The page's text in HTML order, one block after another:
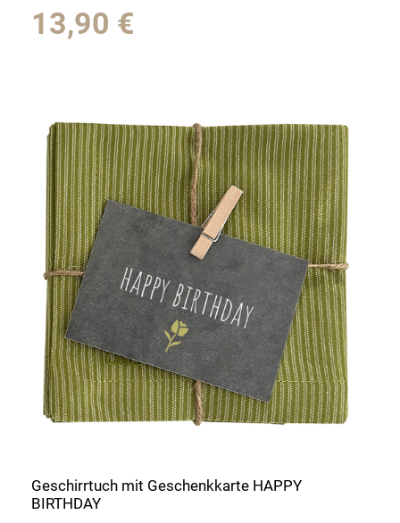
13,90 €
Geschirrtuch mit Geschenkkarte HAPPY
BIRTHDAY